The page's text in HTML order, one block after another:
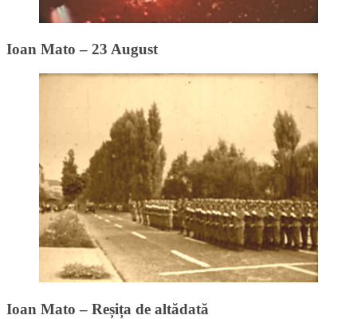
Ioan Mato – 23 August
Ioan Mato – Reșița de altădată